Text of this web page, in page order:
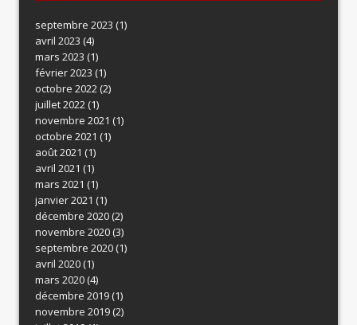
septembre 2023 (1)
avril 2023 (4)
mars 2023 (1)
février 2023 (1)
octobre 2022(2)
juillet 2022(1)
novembre 2021 (1)
octobre 2021 (1)
août 2021 (1)
avril 2021 (1)
mars 2021 (1)
janvier 2021 (1)
décembre 2020(2)
novembre 2020(3)
septembre 2020(1)
avril 2020(1)
mars 2020(4)
décembre 2019(1)
novembre 2019(2)